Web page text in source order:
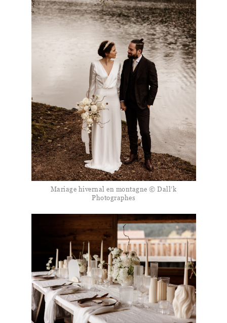
Mariage hivernal en montagne © Dall’k
Photographes